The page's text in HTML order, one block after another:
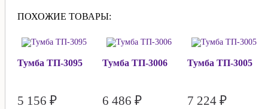
ПОХОЖИЕ ТОВАРЫ:
Тумба ТП-3095
5 156 ₽
Тумба ТП-3006
6 486 ₽
Тумба ТП-3005
7 224 ₽